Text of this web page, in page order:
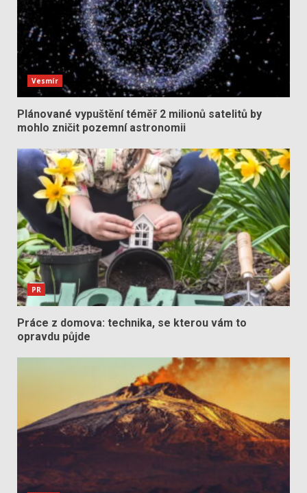
Vesmír
Plánované vypuštění téměř 2 milionů satelitů by
mohlo zničit pozemní astronomii
PR
Práce z domova: technika, se kterou vám to
opravdu půjde